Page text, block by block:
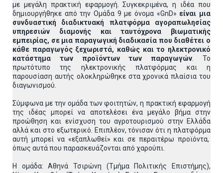
με μεγάλη πρακτική εφαρμογή. Συγκεκριμένα, η ιδέα που
δημιουργήθηκε από την Ομάδα 9 με όνομα «GnD» είναι μια
συνδυαστική διαδικτυακή πλατφόρμα αγοραπωλησίας
υπηρεσιών διαμονής και ταυτόχρονα βιωματικής
εμπειρίας, σε μια παραγωγική διαδικασία που διαθέτει ο
κάθε παραγωγός ξεχωριστά, καθώς και το ηλεκτρονικό
κατάστημα των προϊόντων των παραγωγών . Το
πρωτότυπο της ηλεκτρονικής πλατφόρμας και η
παρουσίαση αυτής ολοκληρώθηκε στα χρονικά πλαίσια του
διαγωνισμού.
Σύμφωνα με την ομάδα των φοιτητών, η πρακτική εφαρμογή
της ιδέας μπορεί να αποτελέσει ένα μεγάλο βήμα στην
προώθηση και ενίσχυση του αγροτουρισμού στην Ελλάδα
αλλά και στο εξωτερικό. Επιπλέον, τόνισαν ότι η πλατφόρμα
αυτή μπορεί να «εξαπλωθεί» και σε περαιτέρω προϊόντα,
όπως αυτά που παρασκευάζονται από χαρούπι.
Η ομάδα: Αθηνά Τσιρώνη (Τμήμα Πολιτικής Επιστήμης),